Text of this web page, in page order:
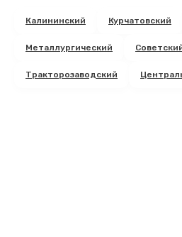
Калининский Курчатовский
Металлургический
Тракторозаводский